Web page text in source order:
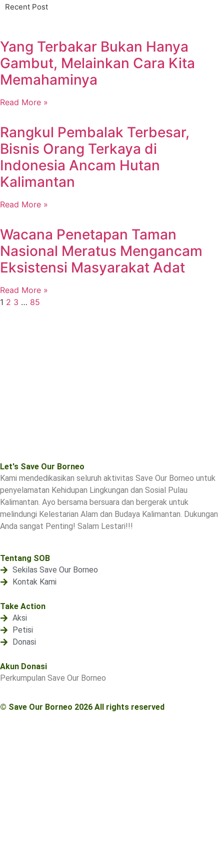
Recent Post
Yang Terbakar Bukan Hanya
Gambut, Melainkan Cara Kita
Memahaminya
Read More »
Rangkul Pembalak Terbesar,
Bisnis Orang Terkaya di
Indonesia Ancam Hutan
Kalimantan
Read More »
Wacana Penetapan Taman
Nasional Meratus Mengancam
Eksistensi Masyarakat Adat
Read More »
1 2 3 … 85
Let's Save Our Borneo
Kami mendedikasikan seluruh aktivitas Save Our Borneo untuk
penyelamatan Kehidupan Lingkungan dan Sosial Pulau
Kalimantan. Ayo bersama bersuara dan bergerak untuk
melindungi Kelestarian Alam dan Budaya Kalimantan. Dukungan
Anda sangat Penting! Salam Lestari!!!
Tentang SOB
Sekilas Save Our Borneo
Kontak Kami
Take Action
Aksi
Petisi
Donasi
Akun Donasi
Perkumpulan Save Our Borneo
© Save Our Borneo 2026 All rights reserved